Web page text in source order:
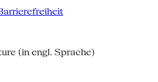
(in engl. Sprache)